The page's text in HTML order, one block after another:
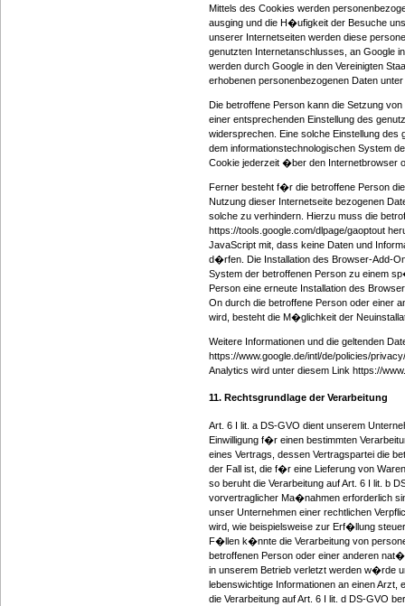
Mittels des Cookies werden
ausging und die H�ufigkeit der Besuche
unserer Internetseiten werden diese
genutzten Internetanschlusses, an Google
werden durch Google in den Vereinigten
erhobenen personenbezogenen Daten
Die betroffene Person kann die Setzung
einer entsprechenden Einstellung des
widersprechen. Eine solche Einstellung
dem informationstechnologischen System
Cookie jederzeit �ber den Internetbrowser
Ferner besteht f�r die betroffene Person
Nutzung dieser Internetseite bezogenen
solche zu verhindern. Hierzu muss die
https://tools.google.com/dlpage/gaoptout
JavaScript mit, dass keine Daten und
d�rfen. Die Installation des Browser-Add-
System der betroffenen Person zu einem
Person eine erneute Installation des
On durch die betroffene Person oder einer
wird, besteht die M�glichkeit der
Weitere Informationen und die geltenden
https://www.google.de/intl/de/policies/
Analytics wird unter diesem Link https://
11. Rechtsgrundlage der Verarbeitung
Art. 6 I lit. a DS-GVO dient unserem
Einwilligung f�r einen bestimmten
eines Vertrags, dessen Vertragspartei die
der Fall ist, die f�r eine Lieferung von
so beruht die Verarbeitung auf Art. 6 I lit. b
vorvertraglicher Ma�nahmen erforderlich
unser Unternehmen einer rechtlichen
wird, wie beispielsweise zur Erf�llung
F�llen k�nnte die Verarbeitung von
betroffenen Person oder einer anderen
in unserem Betrieb verletzt werden w�rde
lebenswichtige Informationen an einen
die Verarbeitung auf Art. 6 I lit. d DS-GVO